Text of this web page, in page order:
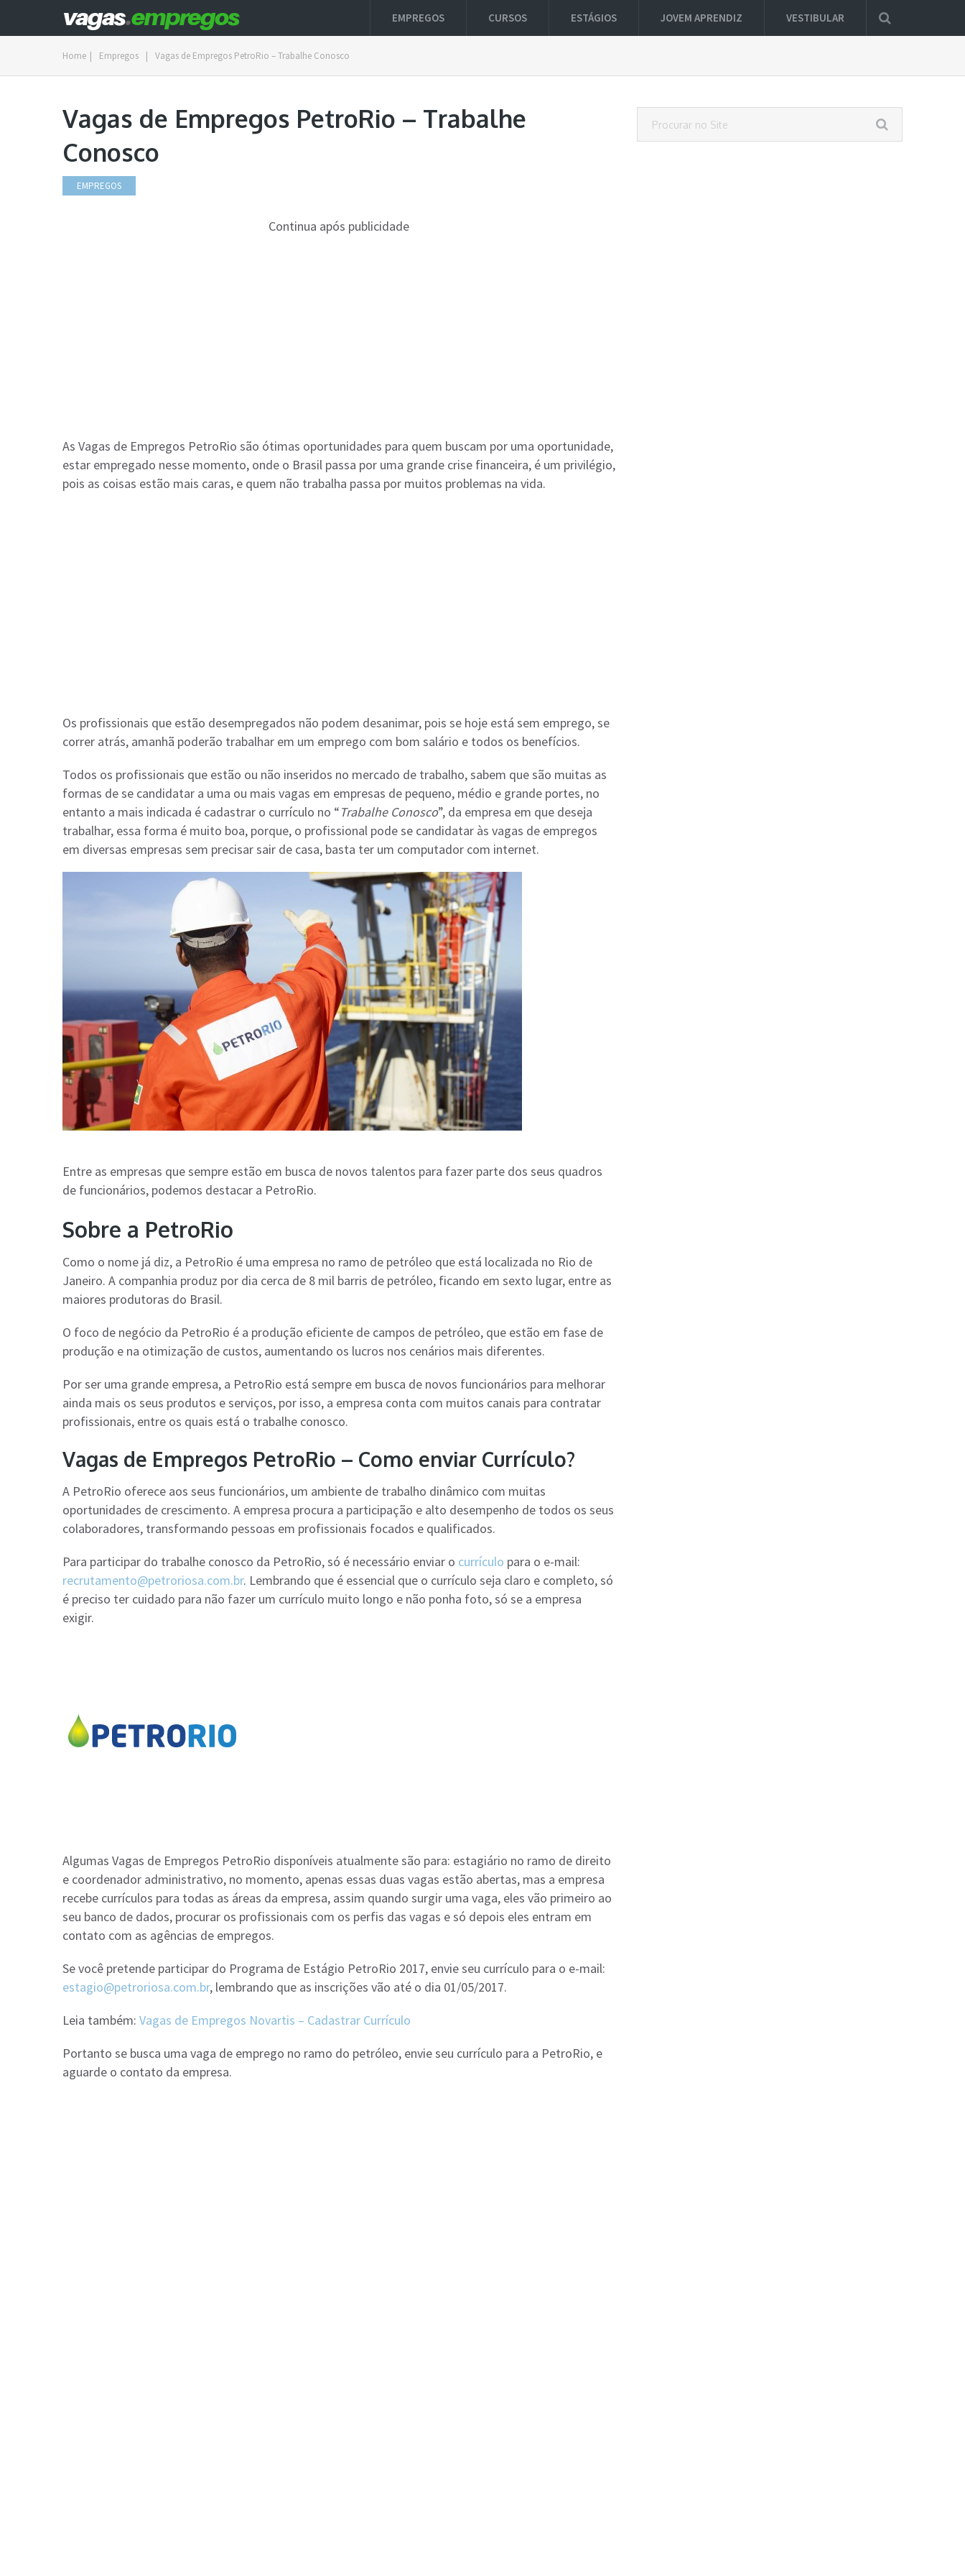
EMPREGOS CURSOS ESTÁGIOS JOVEM APRENDIZ VESTIBULAR
Home | Empregos | Vagas de Empregos PetroRio – Trabalhe Conosco
Vagas de Empregos PetroRio – Trabalhe
Conosco
EMPREGOS
Continua após publicidade
As Vagas de Empregos PetroRio são ótimas oportunidades para quem buscam por uma oportunidade,
estar empregado nesse momento, onde o Brasil passa por uma grande crise financeira, é um privilégio,
pois as coisas estão mais caras, e quem não trabalha passa por muitos problemas na vida.
Os profissionais que estão desempregados não podem desanimar, pois se hoje está sem emprego, se
correr atrás, amanhã poderão trabalhar em um emprego com bom salário e todos os benefícios.
Todos os profissionais que estão ou não inseridos no mercado de trabalho, sabem que são muitas as
formas de se candidatar a uma ou mais vagas em empresas de pequeno, médio e grande portes, no
entanto a mais indicada é cadastrar o currículo no “Trabalhe Conosco”, da empresa em que deseja
trabalhar, essa forma é muito boa, porque, o profissional pode se candidatar às vagas de empregos
em diversas empresas sem precisar sair de casa, basta ter um computador com internet.
Entre as empresas que sempre estão em busca de novos talentos para fazer parte dos seus quadros
de funcionários, podemos destacar a PetroRio.
Sobre a PetroRio
Como o nome já diz, a PetroRio é uma empresa no ramo de petróleo que está localizada no Rio de
Janeiro. A companhia produz por dia cerca de 8 mil barris de petróleo, ficando em sexto lugar, entre as
maiores produtoras do Brasil.
O foco de negócio da PetroRio é a produção eficiente de campos de petróleo, que estão em fase de
produção e na otimização de custos, aumentando os lucros nos cenários mais diferentes.
Por ser uma grande empresa, a PetroRio está sempre em busca de novos funcionários para melhorar
ainda mais os seus produtos e serviços, por isso, a empresa conta com muitos canais para contratar
profissionais, entre os quais está o trabalhe conosco.
Vagas de Empregos PetroRio – Como enviar Currículo?
A PetroRio oferece aos seus funcionários, um ambiente de trabalho dinâmico com muitas
oportunidades de crescimento. A empresa procura a participação e alto desempenho de todos os seus
colaboradores, transformando pessoas em profissionais focados e qualificados.
Para participar do trabalhe conosco da PetroRio, só é necessário enviar o currículo para o e-mail:
recrutamento@petroriosa.com.br. Lembrando que é essencial que o currículo seja claro e completo, só
é preciso ter cuidado para não fazer um currículo muito longo e não ponha foto, só se a empresa
exigir.
Algumas Vagas de Empregos PetroRio disponíveis atualmente são para: estagiário no ramo de direito
e coordenador administrativo, no momento, apenas essas duas vagas estão abertas, mas a empresa
recebe currículos para todas as áreas da empresa, assim quando surgir uma vaga, eles vão primeiro ao
seu banco de dados, procurar os profissionais com os perfis das vagas e só depois eles entram em
contato com as agências de empregos.
Se você pretende participar do Programa de Estágio PetroRio 2017, envie seu currículo para o e-mail:
estagio@petroriosa.com.br, lembrando que as inscrições vão até o dia 01/05/2017.
Leia também: Vagas de Empregos Novartis – Cadastrar Currículo
Portanto se busca uma vaga de emprego no ramo do petróleo, envie seu currículo para a PetroRio, e
aguarde o contato da empresa.